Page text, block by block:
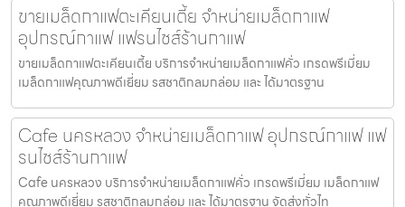
ขายเมล็ดกาแฟตะเคียนเตี้ย จำหน่ายเมล็ดกาแฟ
อุปกรณ์กาแฟ แฟรนไชส์ร้านกาแฟ
ขายเมล็ดกาแฟตะเคียนเตี้ย บริการจำหน่ายเมล็ดกาแฟคั่ว เกรดพรีเมี่ยม
เมล็ดกาแฟคุณภาพดีเยี่ยม รสชาติกลมกล่อม และ ได้มาตรฐาน
Cafe นครหลวง จำหน่ายเมล็ดกาแฟ อุปกรณ์กาแฟ แฟ
รนไชส์ร้านกาแฟ
Cafe นครหลวง บริการจำหน่ายเมล็ดกาแฟคั่ว เกรดพรีเมี่ยม เมล็ดกาแฟ
คุณภาพดีเยี่ยม รสชาติกลมกล่อม และ ได้มาตรฐาน จัดส่งทั่วไท